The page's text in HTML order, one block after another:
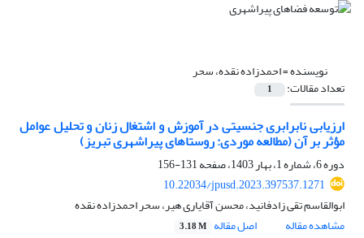
نویسنده =احمدزاده نقده، سحر
تعداد مقالات: 1
ارزیابی نابرابری جنسیتی در آموزش و اشتغال زنان و تحلیل عوامل
مؤثر بر آن (مطالعه موردی: روستاهای پیراشهری تبریز)
دوره 6، شماره 1، بهار 1403، صفحه
131-156
10.22034/jpusd.2023.397537.1271
ابوالقاسم تقی زادفانید، محسن آقایاری هیر، سحر احمدزاده نقده
مشاهده مقاله
اصل مقاله 3.18 M